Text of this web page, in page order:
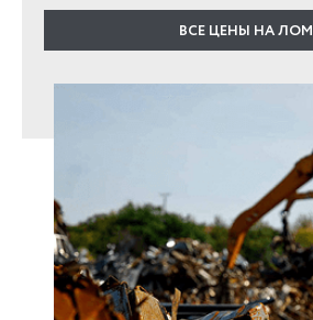
ВСЕ ЦЕНЫ НА ЛОМ